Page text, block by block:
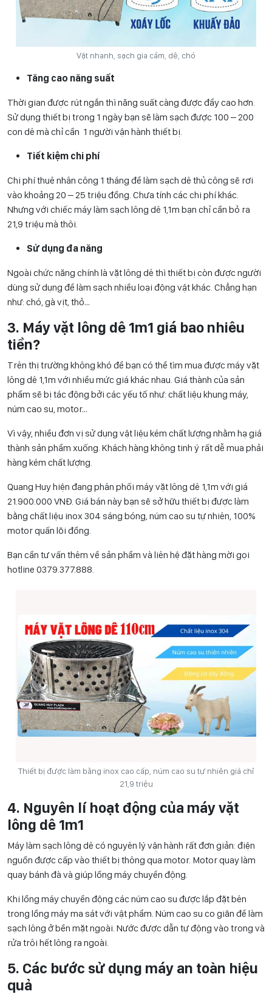
Vặt nhanh, sạch gia cầm, dê, chó
Tăng cao năng suất
Thời gian được rút ngắn thì năng suất càng được đẩy cao hơn.
Sử dụng thiết bị trong 1 ngày bạn sẽ làm sạch được 100 – 200
con dê mà chỉ cần 1 người vận hành thiết bị.
Tiết kiệm chi phí
Chi phí thuê nhân công 1 tháng để làm sạch dê thủ công sẽ rơi
vào khoảng 20 – 25 triệu đồng. Chưa tính các chi phí khác.
Nhưng với chiếc máy làm sạch lông dê 1,1m bạn chỉ cần bỏ ra
21,9 triệu mà thôi.
Sử dụng đa năng
Ngoài chức năng chính là vặt lông dê thì thiết bị còn được người
dùng sử dụng để làm sạch nhiều loại động vật khác. Chẳng hạn
như: chó, gà vịt, thỏ…
3. Máy vặt lông dê 1m1 giá bao nhiêu
tiền?
Trên thị trường không khó để bạn có thể tìm mua được máy vặt
lông dê 1,1m với nhiều mức giá khác nhau. Giá thành của sản
phẩm sẽ bị tác động bởi các yếu tố như: chất liệu khung máy,
núm cao su, motor…
Vì vậy, nhiều đơn vị sử dụng vật liệu kém chất lượng nhằm hạ giá
thành sản phẩm xuống. Khách hàng không tinh ý rất dễ mua phải
hàng kém chất lượng.
Quang Huy hiện đang phân phối máy vặt lông dê 1,1m với giá
21.900.000 VNĐ. Giá bán này bạn sẽ sở hữu thiết bị được làm
bằng chất liệu inox 304 sáng bóng, núm cao su tự nhiên, 100%
motor quấn lõi đồng.
Bạn cần tư vấn thêm về sản phẩm và liên hệ đặt hàng mời gọi
hotline 0379.377.888.
Thiết bị được làm bằng inox cao cấp, núm cao su tự nhiên giá chỉ
21,9 triệu
4. Nguyên lí hoạt động của máy vặt
lông dê 1m1
Máy làm sạch lông dê có nguyên lý vận hành rất đơn giản: điện
nguồn được cấp vào thiết bị thông qua motor. Motor quay làm
quay bánh đà và giúp lồng máy chuyển động.
Khi lồng máy chuyển động các núm cao su được lắp đặt bên
trong lồng máy ma sát với vật phẩm. Núm cao su co giãn để làm
sạch lông ở bền mặt ngoài. Nước được dẫn tự động vào trong và
rửa trôi hết lông ra ngoài.
5. Các bước sử dụng máy an toàn hiệu
quả